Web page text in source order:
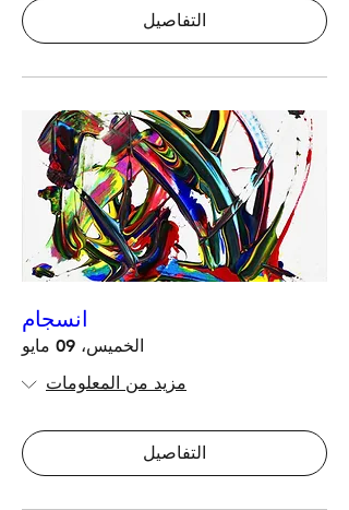
التفاصيل
انسجام
الخميس، 09 مايو
مزيد من المعلومات
التفاصيل